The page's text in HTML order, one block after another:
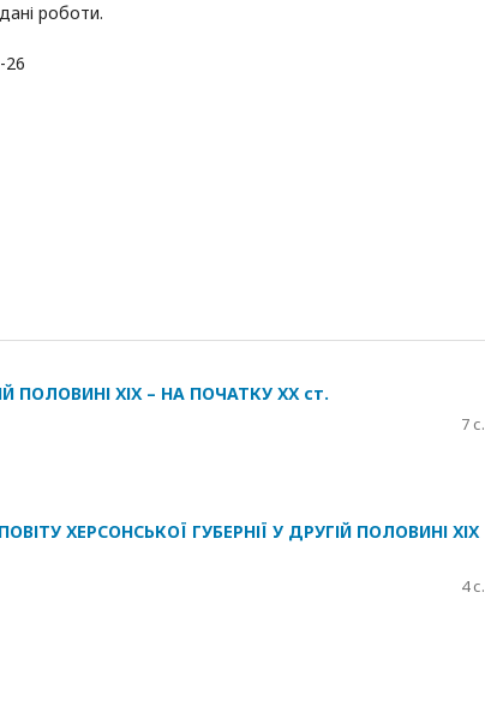
роботи.
26
ПОЛОВИНІ ХІХ – НА ПОЧАТКУ ХХ ст.
7 с.
ХЕРСОНСЬКОЇ ГУБЕРНІЇ У ДРУГІЙ ПОЛОВИНІ ХІХ
4 с.